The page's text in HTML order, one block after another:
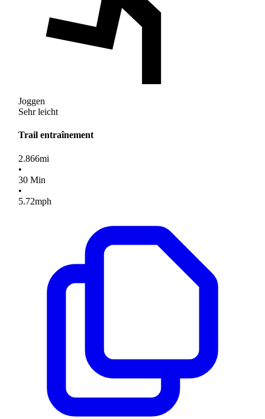
Joggen
Sehr leicht
Trail entraînement
2.866mi
•
30Min
•
5.72mph